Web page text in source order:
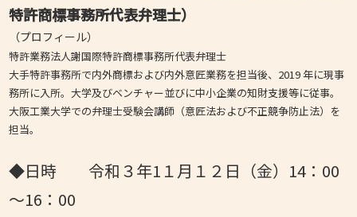
特許商標事務所代表弁理士）
（プロフィール）
特許業務法人謝国際特許商標事務所代表弁理士
大手特許事務所で内外商標および内外意匠業務を担当後、2019 年に現事
務所に入所。大学及びベンチャー並びに中小企業の知財支援等に従事。
大阪工業大学での弁理士受験会講師（意匠法および不正競争防止法）を
担当。
◆日時 令和３年1１月１２日（金）14：00
～16：00